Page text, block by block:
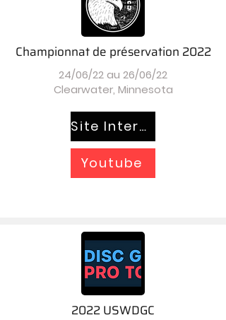
Championnat de préservation 2022
24/06/22 au 26/06/22
Clearwater, Minnesota
Site Internet
Youtube
2022 USWDGC